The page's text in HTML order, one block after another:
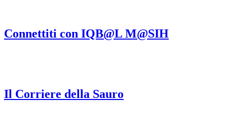
Connettiti con IQB@L M@SIH
Il Corriere della Sauro